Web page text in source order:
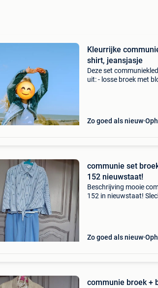
Kleurrijke
shirt, jeansjasje
Deze set
uit: - losse broek met
Zo goed als nieuw
communie set
152 nieuwstaat!
Beschrijving mooie
152 in nieuwstaat!
Zo goed als nieuw
communie broek +